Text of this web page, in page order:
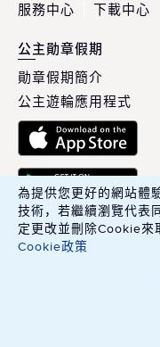
服務中心
下載中心
公主勛章假期
勛章假期簡介
公主遊輪應用程式
英商康年華旅行社股份
綜合旅行業交觀綜字
為提供您更好的網站體
技術，若繼續瀏覽代表
定更改並刪除Cookie來
Cookie政策